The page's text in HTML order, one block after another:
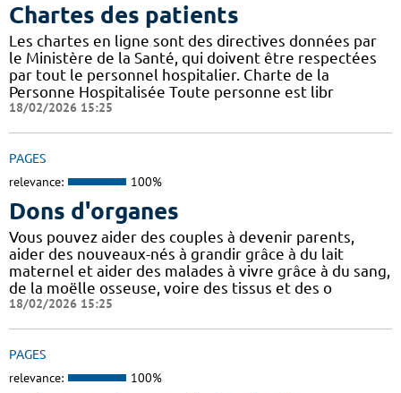
Chartes des patients
Les chartes en ligne sont des directives données par
le Ministère de la Santé, qui doivent être respectées
par tout le personnel hospitalier. Charte de la
Personne Hospitalisée Toute personne est libr
18/02/2026 15:25
PAGES
relevance: 100%
Dons d'organes
Vous pouvez aider des couples à devenir parents,
aider des nouveaux-nés à grandir grâce à du lait
maternel et aider des malades à vivre grâce à du sang,
de la moëlle osseuse, voire des tissus et des o
18/02/2026 15:25
PAGES
relevance: 100%